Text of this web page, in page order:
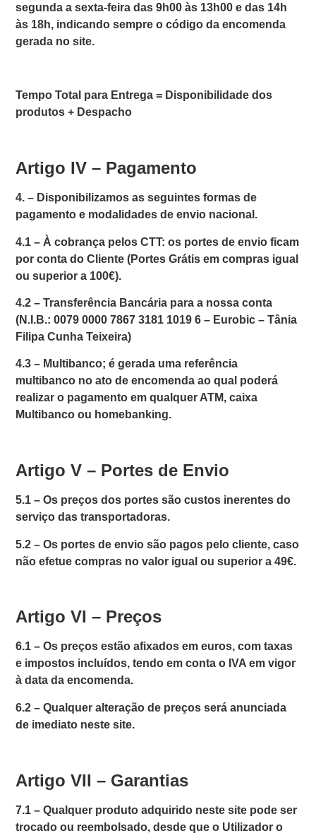
segunda a sexta-feira das 9h00 às 13h00 e das 14h
às 18h, indicando sempre o código da encomenda
gerada no site.
Tempo Total para Entrega = Disponibilidade dos
produtos + Despacho
Artigo IV – Pagamento
4. – Disponibilizamos as seguintes formas de
pagamento e modalidades de envio nacional.
4.1 – À cobrança pelos CTT: os portes de envio ficam
por conta do Cliente(Portes Grátis em compras igual
ou superior a 100€).
4.2 – Transferência Bancária para a nossa conta
(N.I.B.: 0079 0000 7867 3181 1019 6 – Eurobic –Tânia
Filipa Cunha Teixeira)
4.3 – Multibanco; é gerada uma referência
multibanco no ato de encomenda ao qual poderá
realizar o pagamento em qualquer ATM, caixa
Multibanco ou homebanking.
Artigo V – Portes de Envio
5.1 – Os preços dos portes são custos inerentes do
serviço das transportadoras.
5.2 – Os portes de envio são pagos pelo cliente, caso
não efetue compras no valor igual ou superior a 49€.
Artigo VI – Preços
6.1 – Os preços estão afixados em euros, com taxas
e impostos incluídos, tendo em conta o IVA em vigor
à data da encomenda.
6.2 – Qualquer alteração de preços será anunciada
de imediato neste site.
Artigo VII – Garantias
7.1 – Qualquer produto adquirido neste site pode ser
trocado ou reembolsado, desde que o Utilizador o